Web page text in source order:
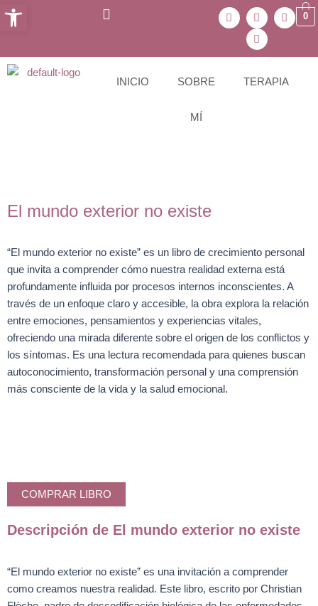
0
W
h
s
T
e
l
e
g
a
m
Y
o
u
e
I
n
s
t
a
r
a
INICIO SOBRE
MÍ
TERAPIA
El mundo exterior no existe
“El mundo exterior no existe” es un libro de crecimiento personal
que invita a comprender cómo nuestra realidad externa está
profundamente influida por procesos internos inconscientes. A
través de un enfoque claro y accesible, la obra explora la relación
entre emociones, pensamientos y experiencias vitales,
ofreciendo una mirada diferente sobre el origen de los conflictos y
los síntomas. Es una lectura recomendada para quienes buscan
autoconocimiento, transformación personal y una comprensión
más consciente de la vida y la salud emocional.
COMPRAR LIBRO
Descripción de El mundo exterior no existe
“El mundo exterior no existe” es una invitación a comprender
como creamos nuestra realidad. Este libro, escrito por Christian
Abrir barra de herramientas